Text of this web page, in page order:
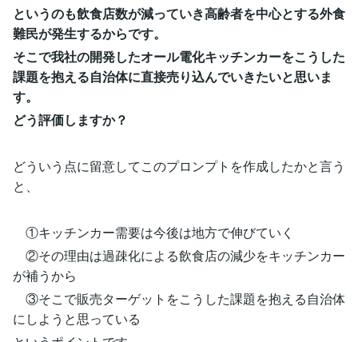
というのも飲食店数が減っていき高齢者を中心とする外食
難民が発生するからです。
そこで我社の開発したオール電化キッチンカーをこうした
課題を抱える自治体に直接売り込んでいきたいと思いま
す。
どう評価しますか？
どういう点に留意してこのプロンプトを作成したかと言う
と、
①キッチンカー需要は今後は地方で伸びていく
②その理由は過疎化による飲食店の減少をキッチンカー
が補うから
③そこで販売ターゲットをこうした課題を抱える自治体
にしようと思っている